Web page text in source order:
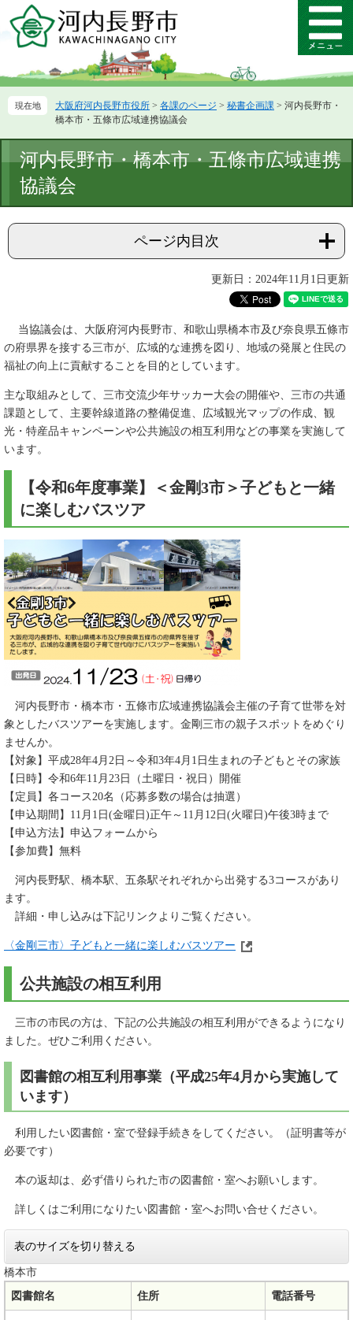
ー
先
ニ
を
て
メ
ニ
ー
大阪府河内長野市役所 > 各課のページ > 秘書企画課 > 河内長野市・
橋本市・五條市広域連携協議会
文
河内長野市・橋本市・五條市広域連携
協議会
ページ内目次
更新日：2024年11月1日更新
当協議会は、大阪府河内長野市、和歌山県橋本市及び奈良県五條市
の府県界を接する三市が、広域的な連携を図り、地域の発展と住民の
福祉の向上に貢献することを目的としています。
主な取組みとして、三市交流少年サッカー大会の開催や、三市の共通
課題として、主要幹線道路の整備促進、広域観光マップの作成、観
光・特産品キャンペーンや公共施設の相互利用などの事業を実施して
います。
【令和6年度事業】＜金剛3市＞子どもと一緒
に楽しむバスツア
河内長野市・橋本市・五條市広域連携協議会主催の子育て世帯を対
象としたバスツアーを実施します。金剛三市の親子スポットをめぐり
ませんか。
【対象】平成28年4月2日～令和3年4月1日生まれの子どもとその家族
【日時】令和6年11月23日（土曜日・祝日）開催
【定員】各コース20名（応募多数の場合は抽選）
【申込期間】11月1日(金曜日)正午～11月12日(火曜日)午後3時まで
【申込方法】申込フォームから
【参加費】無料
河内長野駅、橋本駅、五条駅それぞれから出発する3コースがあり
ます。
詳細・申し込みは下記リンクよりご覧ください。
〈金剛三市〉子どもと一緒に楽しむバスツアー
公共施設の相互利用
三市の市民の方は、下記の公共施設の相互利用ができるようになり
ました。ぜひご利用ください。
図書館の相互利用事業（平成25年4月から実施して
います）
利用したい図書館・室で登録手続きをしてください。（証明書等が
必要です）
本の返却は、必ず借りられた市の図書館・室へお願いします。
詳しくはご利用になりたい図書館・室へお問い合せください。
表のサイズを切り替える
橋本市
図書館名
住所 電話番号